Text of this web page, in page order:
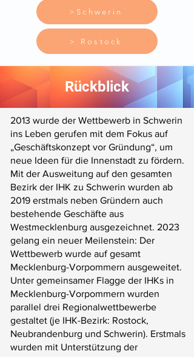
>Schwerin
> Rostock
Rückblick
2013 wurde der Wettbewerb in Schwerin
ins Leben gerufen mit dem Fokus auf
„Geschäftskonzept vor Gründung“, um
neue Ideen für die Innenstadt zu fördern.
Mit der Ausweitung auf den gesamten
Bezirk der IHK zu Schwerin wurden ab
2019 erstmals neben Gründern auch
bestehende Geschäfte aus
Westmecklenburg ausgezeichnet. 2023
gelang ein neuer Meilenstein: Der
Wettbewerb wurde auf gesamt
Mecklenburg-Vorpommern ausgeweitet.
Unter gemeinsamer Flagge der IHKs in
Mecklenburg-Vorpommern wurden
parallel drei Regionalwettbewerbe
gestaltet (je IHK-Bezirk: Rostock,
Neubrandenburg und Schwerin). Erstmals
wurden mit Unterstützung der